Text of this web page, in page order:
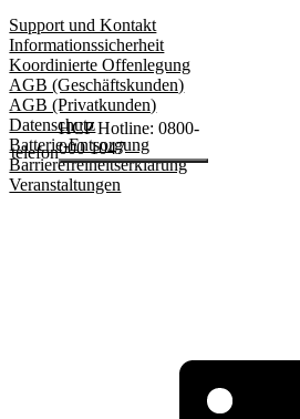
telefon
HCP Hotline: 0800-
000 1047
Support und Kontakt
Informationssicherheit
Koordinierte Offenlegung
AGB (Geschäftskunden)
AGB (Privatkunden)
Datenschutz
Batterie-Entsorgung
Barrierefreiheitserklärung
Veranstaltungen